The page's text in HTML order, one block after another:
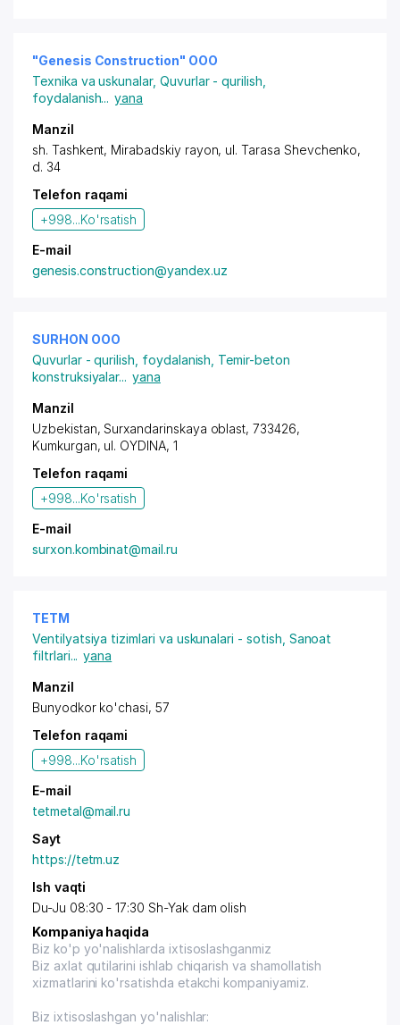
"Genesis Construction" OOO
Texnika va uskunalar, Quvurlar - qurilish,
foydalanish... yana
Manzil
sh. Tashkent, Mirabadskiy rayon, ul. Tarasa Shevchenko,
d. 34
Telefon raqami
+998...Ko'rsatish
E-mail
genesis.construction@yandex.uz
SURHON OOO
Quvurlar - qurilish, foydalanish Temir-beton
konstruksiyalar... yana
Manzil
Uzbekistan, Surxandarinskaya oblast, 733426,
Kumkurgan, ul. OYDINA, 1
Telefon raqami
+998...Ko'rsatish
E-mail
surxon.kombinat@mail.ru
TETM
Ventilyatsiya tizimlari va uskunalari - sotish Sanoat
filtrlari... yana
Manzil
Bunyodkor ko'chasi, 57
Telefon raqami
+998...Ko'rsatish
E-mail
tetmetal@mail.ru
Sayt
https://tetm.uz
Ish vaqti
Du-Ju 08:30 - 17:30 Sh-Yak dam olish
Kompaniya haqida
Biz ko'p yo'nalishlarda ixtisoslashganmiz
Biz axlat qutilarini ishlab chiqarish va shamollatish
xizmatlarini ko'rsatishda etakchi kompaniyamiz.
Biz ixtisoslashgan yo'nalishlar: